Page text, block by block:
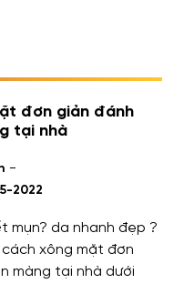
đơn giản đánh
tại nhà
-
2022